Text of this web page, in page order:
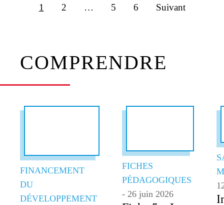
1 2 … 5 6 Suivant
COMPRENDRE
FINANCEMENT
DU
DÉVELOPPEMENT
FICHES
PÉDAGOGIQUES
- 26 juin 2026